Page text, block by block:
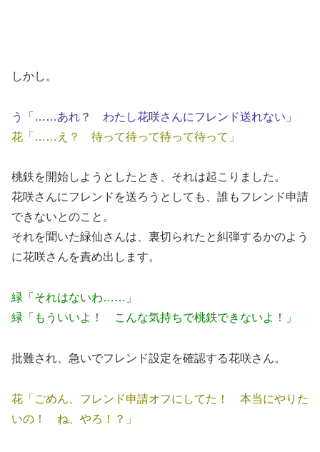
しかし。
う「……あれ？ わたし花咲さんにフレンド送れない」
花「……え？ 待って待って待って待って」
桃鉄を開始しようとしたとき、それは起こりました。
花咲さんにフレンドを送ろうとしても、誰もフレンド申請
できないとのこと。
それを聞いた緑仙さんは、裏切られたと糾弾するかのよう
に花咲さんを責め出します。
緑「それはないわ……」
緑「もういいよ！ こんな気持ちで桃鉄できないよ！」
批難され、急いでフレンド設定を確認する花咲さん。
花「ごめん、フレンド申請オフにしてた！ 本当にやりた
いの！ ね、やろ！？」